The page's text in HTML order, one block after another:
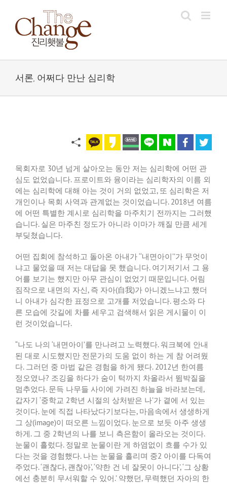
content
서론, 어쩌다 만난 심리학
목회자로 30년 넘게 살아오는 동안 저는 심리학에 어떤 관
심도 없었습니다. 프로이트와 융이라는 심리학자의 이름 외
에는 심리학에 대해 아는 것이 거의 없었고, 또 심리학은 저
개인이나 목회 사역과 관계없는 것이었습니다. 2018년 여름
에 어떤 특별한 계시로 심리학을 마주치기 전까지는 그러했
습니다. 실은 마주친 정도가 아니라 이마가 깨질 만큼 세게
부딪쳤습니다.
어떤 집회에 참석하고 돌아온 아내가‘‘내면아이’’가 무엇이
냐고 물었을 때 저는 대답을 못 했습니다. 여기저기서 그 용
어를 보기는 했지만 아무 관심이 없었기 때문입니다. 어림
짐작으로 내면의 자신, 즉 자아(自我)가 아니겠느냐고 했더
니 아내가 심각한 표정으로 고개를 저었습니다. 평소와 다
른 모습에 갓길에 차를 세우고 검색해서 읽은 게시물이 이
런 것이었습니다.
“나도 나의 ‘내면아이’를 만나려고 노력했다.워크북에 안내
된 대로 시도했지만 전문가의 도움 없이 하는 게 참 어려웠
다. 그러던 중 마법 같은 경험을 하게 됐다. 2012년 한여름
정오였나? 조깅을 하다가 숨이 턱까지 차올라서 뜀박질을
멈추었다. 문득 나무들 사이에 가려진 하늘을 바라보는데,
갑자기 ‘중학교 2학년 시절의 상처받은 나’가 곁에 서 있는
것이다. 눈에 직접 나타났다기보다는, 마음속에서 생생하게
그 상(image)이 떠오른 느낌이었다. 눈으로 보듯 아주 생생
하게. 그 중 2학년의 나를 보니 측은함이 올라오는 것이다.
눈물이 흘렀다. 정말로 눈물이란 게 하염없이 흐를 수가 있
다는 것을 경험했다. 나는 눈물을 흘리며 중2 아이를 다독여
주었다. ‘괜찮다, 괜찮아’, ‘약한 건 네 잘못이 아니다’, ‘그 상황
에선 충분히 무서워할 수 있어.’ 약했던, 무력했던 자아의 한